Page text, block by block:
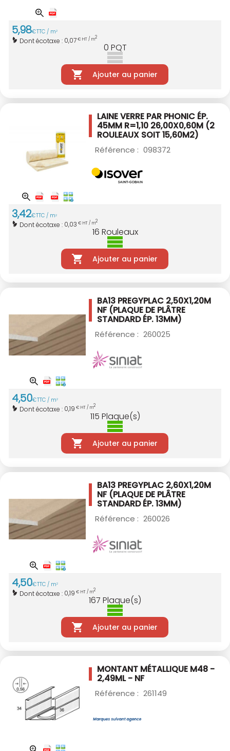
5,98€TTC / m2
Dont écotaxe : 0,07€ HT / m2
0 PQT
Ajouter au panier
LAINE VERRE PAR PHONIC ÉP.
45MM R=1,10 26,00X0,60M (2
ROULEAUX SOIT 15,60M2)
Référence : 098372
3,42€TTC / m2
Dont écotaxe : 0,03 € HT / m2
16 Rouleaux
Ajouter au panier
BA13 PREGYPLAC 2,50X1,20M
NF (PLAQUE DE PLÂTRE
STANDARD ÉP. 13MM)
Référence : 260025
4,50€TTC / m2
Dont écotaxe : 0,19 € HT / m2
115 Plaque(s)
Ajouter au panier
BA13 PREGYPLAC 2,60X1,20M
NF (PLAQUE DE PLÂTRE
STANDARD ÉP. 13MM)
Référence : 260026
4,50€TTC / m2
Dont écotaxe : 0,19 € HT / m2
167 Plaque(s)
Ajouter au panier
MONTANT MÉTALLIQUE M48 -
2,49ML - NF
Référence : 261149